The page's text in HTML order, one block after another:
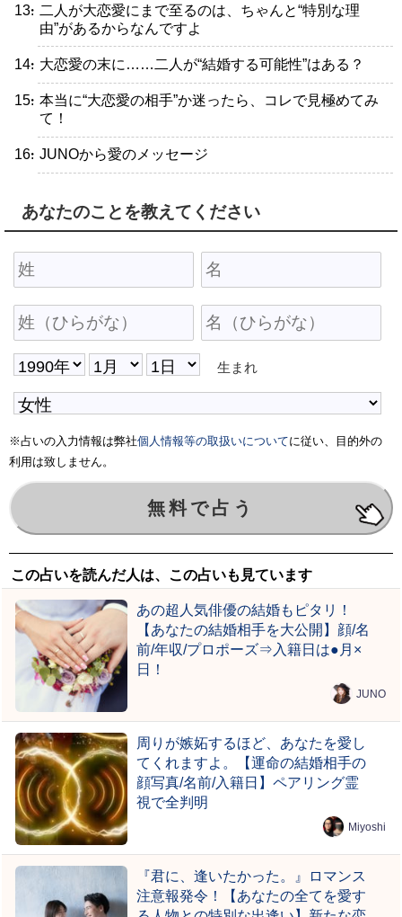
・二人が大恋愛にまで至るのは、ちゃんと“特別な理
由”があるからなんですよ
・大恋愛の末に……二人が“結婚する可能性”はある？
・本当に“大恋愛の相手”か迷ったら、コレで見極めてみ
て！
・JUNOから愛のメッセージ
あなたのことを教えてください
生まれ
※占いの入力情報は弊社個人情報等の取扱いについてに従い、目的外の
利用は致しません。
この占いを読んだ人は、この占いも見ています
あの超人気俳優の結婚もピタリ！
【あなたの結婚相手を大公開】顔/名
前/年収/プロポーズ⇒入籍日は●月×
日！
JUNO
周りが嫉妬するほど、あなたを愛し
てくれますよ。【運命の結婚相手の
顔写真/名前/入籍日】ペアリング霊
視で全判明
Miyoshi
『君に、逢いたかった。』ロマンス
注意報発令！【あなたの全てを愛す